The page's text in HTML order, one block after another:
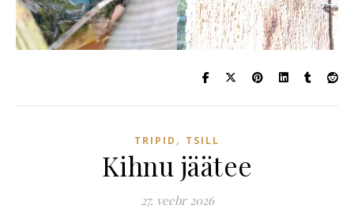
TRIPID , TSILL
Kihnu jäätee
27. veebr 2026